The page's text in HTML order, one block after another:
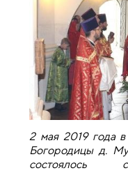
2 мая 2019 года
Богородицы д.
состоялось